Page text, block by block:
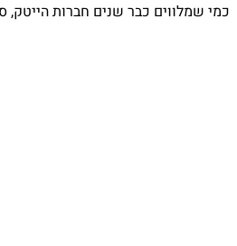
כמי שמלווים כבר שנים חברות הייטק,